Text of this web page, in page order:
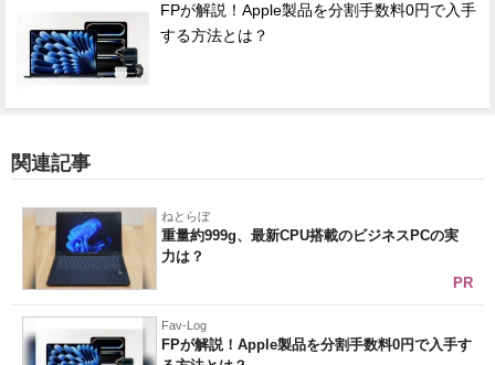
FPが解説！Apple製品を分割手数料0円で入手
する方法とは？
関連記事
ねとらぼ
重量約999g、最新CPU搭載のビジネスPCの実
力は？
PR
Fav-Log
FPが解説！Apple製品を分割手数料0円で入手す